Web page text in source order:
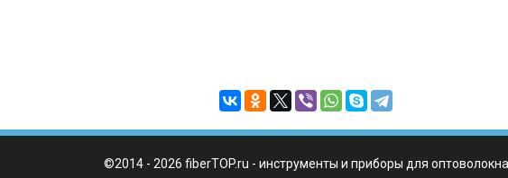
©2014 - 2026 fiberTOP.ru - инструменты и приборы для оптоволокна